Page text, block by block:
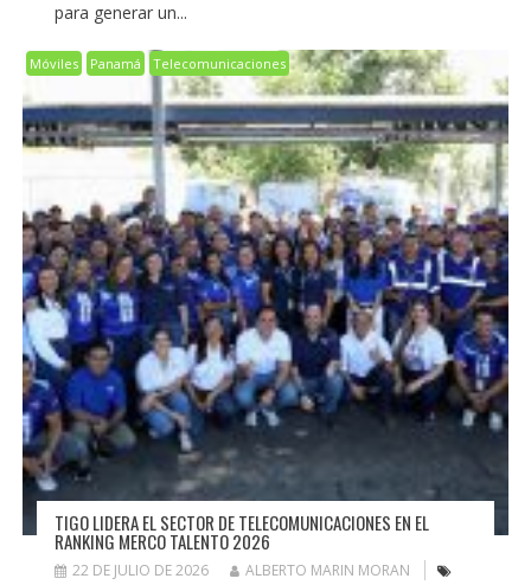
para generar un...
Móviles Panamá Telecomunicaciones
TIGO LIDERA EL SECTOR DE TELECOMUNICACIONES EN EL
RANKING MERCO TALENTO 2026
22 DE JULIO DE 2026
ALBERTO MARIN MORAN